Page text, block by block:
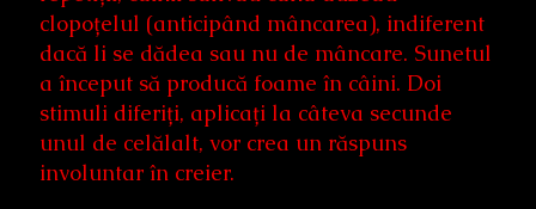
clopoțelul (anticipând mâncarea), indiferent
dacă li se dădea sau nu de mâncare. Sunetul
a început să producă foame în câini. Doi
stimuli diferiți, aplicați la câteva secunde
unul de celălalt, vor crea un răspuns
involuntar în creier.